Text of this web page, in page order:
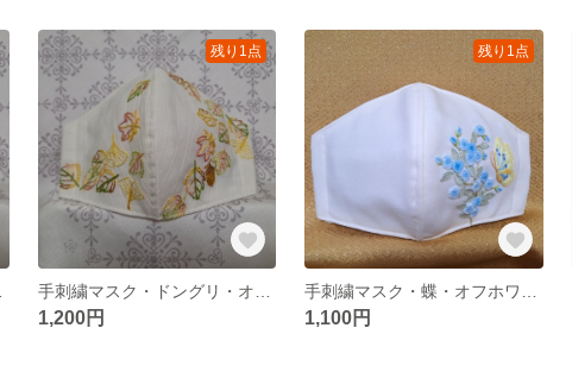
残り1点
1,200円
残り1点
1,100円